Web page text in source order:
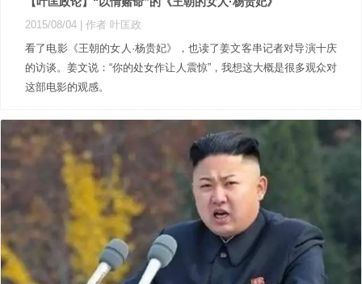
2015/08/04
| 作者 叶匡政
看了电影《王朝的女人·杨贵妃》，也读了姜文客串记者对导演十庆
的访谈。姜文说：“你的处女作让人震惊”，我想这大概是很多观众对
这部电影的观感。